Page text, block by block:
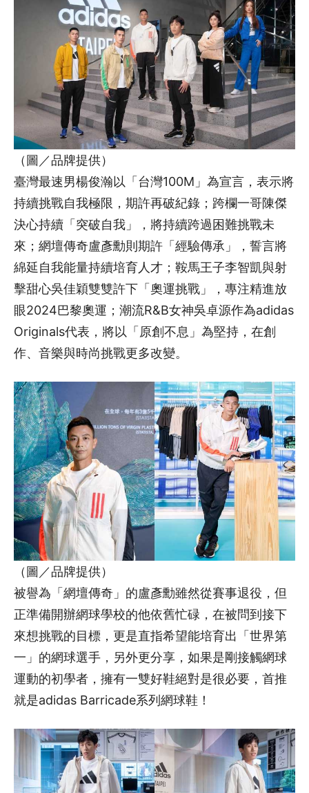
（圖／品牌提供）
臺灣最速男楊俊瀚以「台灣100M」為宣言，表示將
持續挑戰自我極限，期許再破紀錄；跨欄一哥陳傑
決心持續「突破自我」，將持續跨過困難挑戰未
來；網壇傳奇盧彥勳則期許「經驗傳承」，誓言將
綿延自我能量持續培育人才；鞍馬王子李智凱與射
擊甜心吳佳穎雙雙許下「奧運挑戰」，專注精進放
眼2024巴黎奧運；潮流R&B女神吳卓源作為adidas
Originals代表，將以「原創不息」為堅持，在創
作、音樂與時尚挑戰更多改變。
（圖／品牌提供）
被譽為「網壇傳奇」的盧彥勳雖然從賽事退役，但
正準備開辦網球學校的他依舊忙碌，在被問到接下
來想挑戰的目標，更是直指希望能培育出「世界第
一」的網球選手，另外更分享，如果是剛接觸網球
運動的初學者，擁有一雙好鞋絕對是很必要，首推
就是adidas Barricade系列網球鞋！